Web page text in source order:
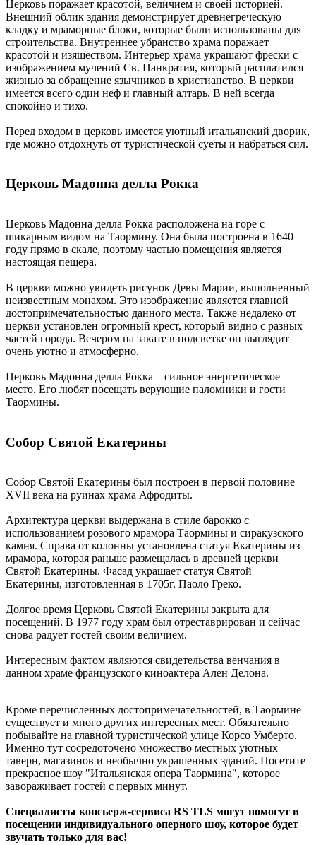
Церковь поражает красотой, величием и своей историей.
Внешний облик здания демонстрирует древнегреческую
кладку и мраморные блоки, которые были использованы для
строительства. Внутреннее убранство храма поражает
красотой и изяществом. Интерьер храма украшают фрески с
изображением мучений Св. Панкратия, который расплатился
жизнью за обращение язычников в христианство. В церкви
имеется всего один неф и главный алтарь. В ней всегда
спокойно и тихо.
Перед входом в церковь имеется уютный итальянский дворик,
где можно отдохнуть от туристической суеты и набраться сил.
Церковь Мадонна делла Рокка
Церковь Мадонна делла Рокка расположена на горе с
шикарным видом на Таормину. Она была построена в 1640
году прямо в скале, поэтому частью помещения является
настоящая пещера.
В церкви можно увидеть рисунок Девы Марии, выполненный
неизвестным монахом. Это изображение является главной
достопримечательностью данного места. Также недалеко от
церкви установлен огромный крест, который видно с разных
частей города. Вечером на закате в подсветке он выглядит
очень уютно и атмосферно.
Церковь Мадонна делла Рокка – сильное энергетическое
место. Его любят посещать верующие паломники и гости
Таормины.
Собор Святой Екатерины
Собор Святой Екатерины был построен в первой половине
XVII века на руинах храма Афродиты.
Архитектура церкви выдержана в стиле барокко с
использованием розового мрамора Таормины и сиракузского
камня. Справа от колонны установлена статуя Екатерины из
мрамора, которая раньше размещалась в древней церкви
Святой Екатерины. Фасад украшает статуя Святой
Екатерины, изготовленная в 1705г. Паоло Греко.
Долгое время Церковь Святой Екатерины закрыта для
посещений. В 1977 году храм был отреставрирован и сейчас
снова радует гостей своим величием.
Интересным фактом являются свидетельства венчания в
данном храме французского киноактера Ален Делона.
Кроме перечисленных достопримечательностей, в Таормине
существует и много других интересных мест. Обязательно
побывайте на главной туристической улице Корсо Умберто.
Именно тут сосредоточено множество местных уютных
таверн, магазинов и необычно украшенных зданий. Посетите
прекрасное шоу "Итальянская опера Таормина", которое
завораживает гостей с первых минут.
Специалисты консьерж-сервиса RS TLS могут помогут в
посещении индивидуального оперного шоу, которое будет
звучать только для вас!